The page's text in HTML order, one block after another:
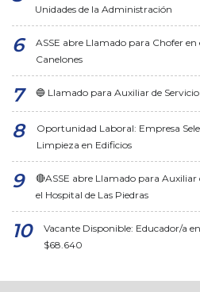
Unidades de la Administración
ASSE abre Llamado para Chofer
Canelones
🔵 Llamado para Auxiliar de
Oportunidad Laboral: Empresa
Limpieza en Edificios
🔴ASSE abre Llamado para
el Hospital de Las Piedras
Vacante Disponible: Educador/a
$68.640